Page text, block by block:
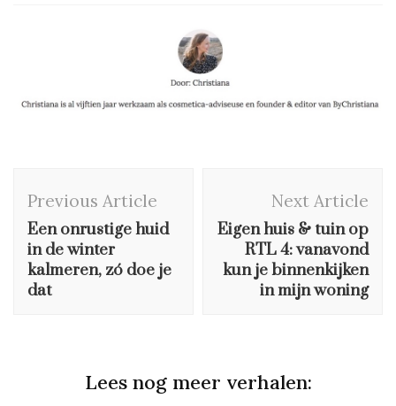
Navigation
Previous Article
Een onrustige huid
in de winter
kalmeren, zó doe je
dat
Next Article
Eigen huis & tuin op
RTL 4: vanavond
kun je binnenkijken
in mijn woning
Lees nog meer verhalen: